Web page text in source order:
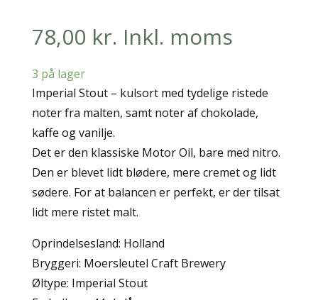
78,00 kr. Inkl. moms
3 på lager
Imperial Stout – kulsort med tydelige ristede
noter fra malten, samt noter af chokolade,
kaffe og vanilje.
Det er den klassiske Motor Oil, bare med nitro.
Den er blevet lidt blødere, mere cremet og lidt
sødere. For at balancen er perfekt, er der tilsat
lidt mere ristet malt.
Oprindelsesland: Holland
Bryggeri: Moersleutel Craft Brewery
Øltype: Imperial Stout